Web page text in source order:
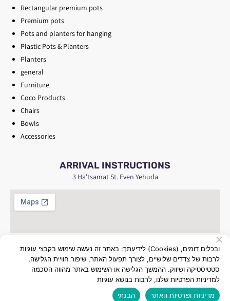
ARRIVAL INSTRUCTIONS
3 Ha'tsamat St. Even Yehuda
Rectangular premium pots
Premium pots
Pots and planters for hanging
Plastic Pots & Planters
Planters
general
Furniture
Coco Products
Chairs
Bowls
Accessories
All rights reserved to Almi Plastics Ltd
Built by:Eyal Pour
לידיעתך: באתר זה נעשה שימוש בקבצי עוגיות (Cookies) ובכלים דומים,
לרבות של צדדים שלישיים, לצורך תפעול האתר, שיפור חוויית הגלישה,
סטטיסטיקה ושיווק. ההמשך הגלישה או השימוש באתר מהווה הסכמה
למדיניות הפרטיות שלנו, לרבות בנושא עוגיות
הבנתי
מדיניות ופרטיות האתר